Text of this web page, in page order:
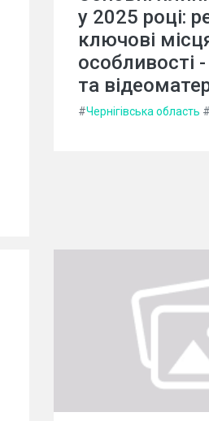
у 2025 році:
ключові
особливості
та
#Чернігівська область #